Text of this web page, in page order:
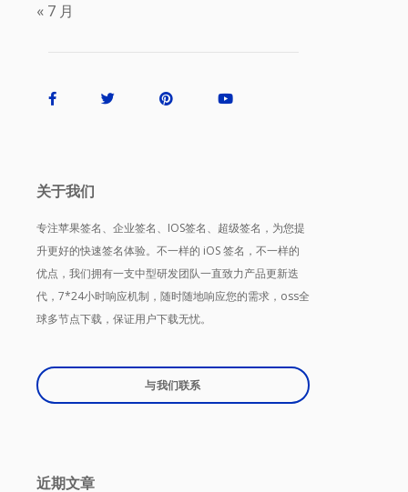
« 7 月
关于我们
专注苹果签名、企业签名、IOS签名、超级签名，为您提
升更好的快速签名体验。不一样的 iOS 签名，不一样的
优点，我们拥有一支中型研发团队一直致力产品更新迭
代，7*24小时响应机制，随时随地响应您的需求，oss全
球多节点下载，保证用户下载无忧。
与我们联系
近期文章